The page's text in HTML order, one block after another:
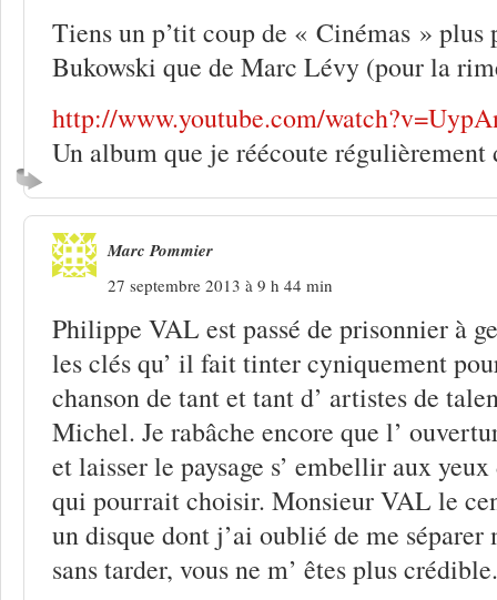
Tiens un p’tit coup de « Cinémas » plus
Bukowski que de Marc Lévy (pour la
http://www.youtube.com/
Un album que je réécoute
Marc Pommier
27 septembre 2013 à 9 h 44 min
Philippe VAL est passé de prisonnier à
les clés qu’ il fait tinter cyniquement
chanson de tant et tant d’ artistes de
Michel. Je rabâche encore que l’
et laisser le paysage s’ embellir aux
qui pourrait choisir. Monsieur VAL le
un disque dont j’ai oublié de me
sans tarder, vous ne m’ êtes plus crédible.